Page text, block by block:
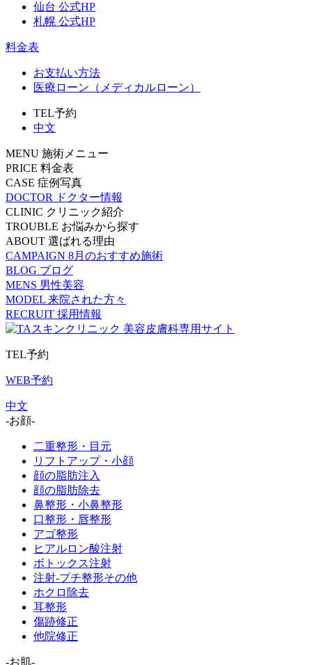
仙台 公式HP
札幌 公式HP
料金表
お支払い方法
医療ローン（メディカルローン）
TEL予約
中文
MENU 施術メニュー
PRICE 料金表
CASE 症例写真
DOCTOR
ドクター情報
CLINIC クリニック紹介
TROUBLE お悩みから探す
ABOUT 選ばれる理由
CAMPAIGN 8月のおすすめ施術
BLOG ブログ
MENS 男性美容
MODEL 来院された方々
RECRUIT 採用情報
TEL予約
WEB予約
中文
-お顔-
二重整形・目元
リフトアップ・小顔
顔の脂肪注入
顔の脂肪除去
鼻整形・小鼻整形
口整形・唇整形
アゴ整形
ヒアルロン酸注射
ボトックス注射
注射-プチ整形その他
ホクロ除去
耳整形
傷跡修正
他院修正
-お肌-